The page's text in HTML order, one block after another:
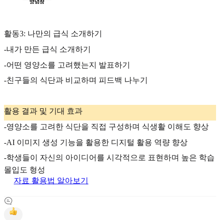
활동3: 나만의 급식 소개하기
-내가 만든 급식 소개하기
-어떤 영양소를 고려했는지 발표하기
-친구들의 식단과 비교하며 피드백 나누기
활용 결과 및 기대 효과
-영양소를 고려한 식단을 직접 구성하며 식생활 이해도 향상
-AI 이미지 생성 기능을 활용한 디지털 활용 역량 향상
-학생들이 자신의 아이디어를 시각적으로 표현하며 높은 학습
몰입도 형성
자료 활용법 알아보기